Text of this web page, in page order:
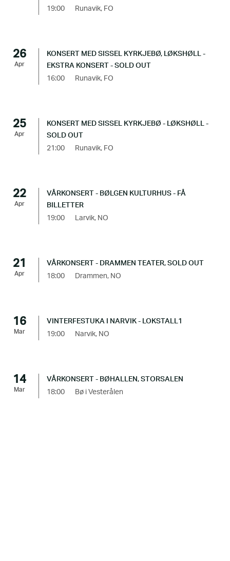
19:00 Runavik, FO
26
Apr
KONSERT MED SISSEL KYRKJEBØ, LØKSHØLL -
EKSTRA KONSERT - SOLD OUT
16:00
Runavik, FO
25
Apr
KONSERT MED SISSEL KYRKJEBØ - LØKSHØLL -
SOLD OUT
21:00
Runavik, FO
22
Apr
VÅRKONSERT - BØLGEN KULTURHUS - FÅ
BILLETTER
19:00
Larvik, NO
21
Apr
VÅRKONSERT - DRAMMEN TEATER, SOLD OUT
18:00
Drammen, NO
16
Mar
VINTERFESTUKA I NARVIK - LOKSTALL1
19:00
Narvik, NO
14
Mar
VÅRKONSERT - BØHALLEN, STORSALEN
18:00
Bø i Vesterålen